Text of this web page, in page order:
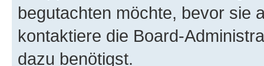
begutachten möchte, bevor sie
kontaktiere die Board-
dazu benötigst.